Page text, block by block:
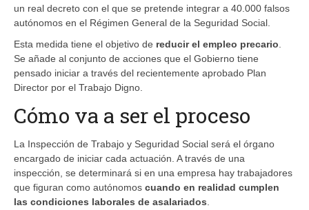
un real decreto con el que se pretende integrar a 40.000 falsos
autónomos en el Régimen General de la Seguridad Social.
Esta medida tiene el objetivo de reducir el empleo precario
Se añade al conjunto de acciones que el Gobierno tiene
pensado iniciar a través del recientemente aprobado Plan
Director por el Trabajo Digno.
Cómo va a ser el proceso
La Inspección de Trabajo y Seguridad Social será el órgano
encargado de iniciar cada actuación. A través de una
inspección, se determinará si en una empresa hay trabajadores
que figuran como autónomos cuando en realidad cumplen
las condiciones laborales de asalariados